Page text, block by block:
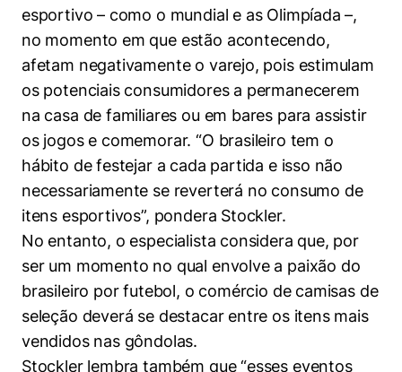
esportivo – como o mundial e as Olimpíada –,
no momento em que estão acontecendo,
afetam negativamente o varejo, pois estimulam
os potenciais consumidores a permanecerem
na casa de familiares ou em bares para assistir
os jogos e comemorar. “O brasileiro tem o
hábito de festejar a cada partida e isso não
necessariamente se reverterá no consumo de
itens esportivos”, pondera Stockler.
No entanto, o especialista considera que, por
ser um momento no qual envolve a paixão do
brasileiro por futebol, o comércio de camisas de
seleção deverá se destacar entre os itens mais
vendidos nas gôndolas.
Stockler lembra também que “esses eventos